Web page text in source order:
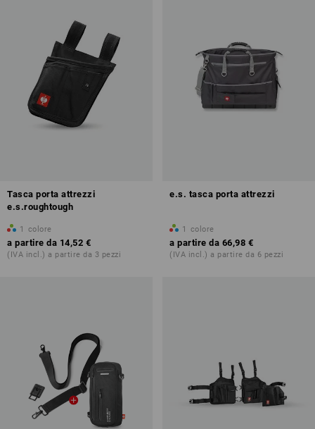
Tasca porta attrezzi
e.s.roughtough
1 colore
a partire da 14,52 €
(IVA incl.) a partire da 3 pezzi
e.s. tasca porta attrezzi
1 colore
a partire da 66,98 €
(IVA incl.) a partire da 6 pezzi